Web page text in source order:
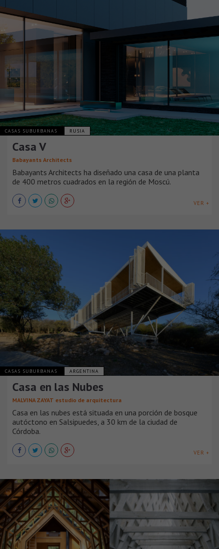
CASAS SUBURBANAS RUSIA
Casa V
Babayants Architects
Babayants Architects ha diseñado una casa de una planta
de 400 metros cuadrados en la región de Moscú.
VER +
CASAS SUBURBANAS ARGENTINA
Casa en las Nubes
MALVINA ZAYAT estudio de arquitectura
Casa en las nubes está situada en una porción de bosque
autóctono en Salsipuedes, a 30 km de la ciudad de
Córdoba.
VER +